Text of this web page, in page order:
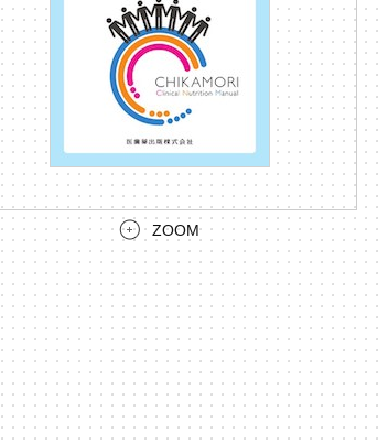
ZOOM